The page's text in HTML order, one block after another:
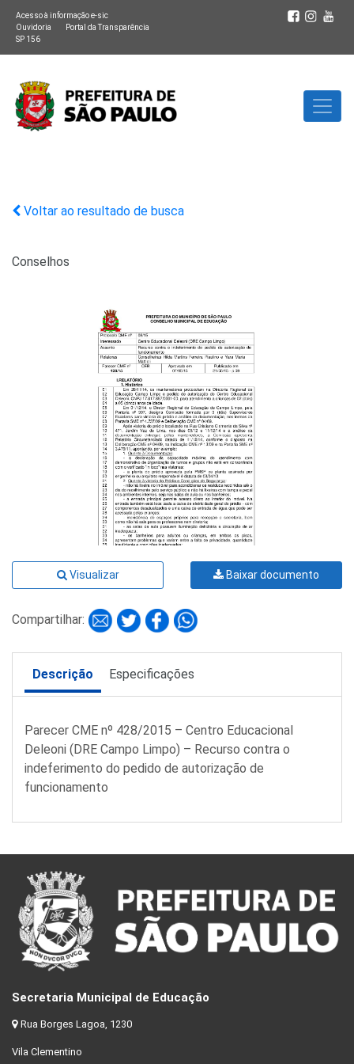
Acesso à informação e-sic
Ouvidoria
Portal da Transparência
SP 156
Voltar ao resultado de busca
Conselhos
Visualizar Baixar documento
Compartilhar:
Descrição Especificações
Parecer CME nº 428/2015 – Centro Educacional
Deleoni (DRE Campo Limpo) – Recurso contra o
indeferimento do pedido de autorização de
funcionamento
Secretaria Municipal de Educação
Rua Borges Lagoa, 1230
Vila Clementino